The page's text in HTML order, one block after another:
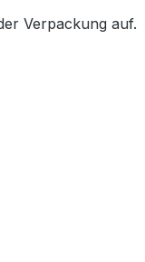
Verpackung auf.